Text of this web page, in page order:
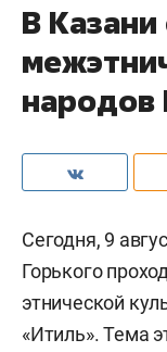
В
народов
Сегодня, 9
Горького
этнической
«Итиль». Тема